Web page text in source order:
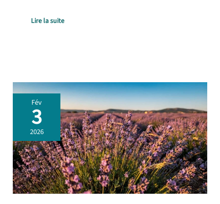
Lire la suite
Fév
3
2026
Guide
d’entretien
de
la
lavande
et
du
lavandin